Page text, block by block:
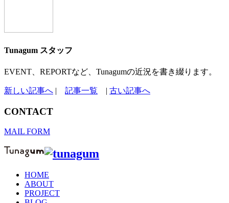
Tunagum スタッフ
EVENT、REPORTなど、Tunagumの近況を書き綴ります。
新しい記事へ | 記事一覧 | 古い記事へ
CONTACT
MAIL FORM
HOME
ABOUT
PROJECT